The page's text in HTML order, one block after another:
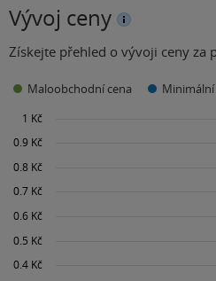
Vývoj ceny
Získejte přehled o vývoji ceny za
Maloobchodní cena